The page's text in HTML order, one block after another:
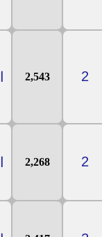
2
2,543
2
2,268